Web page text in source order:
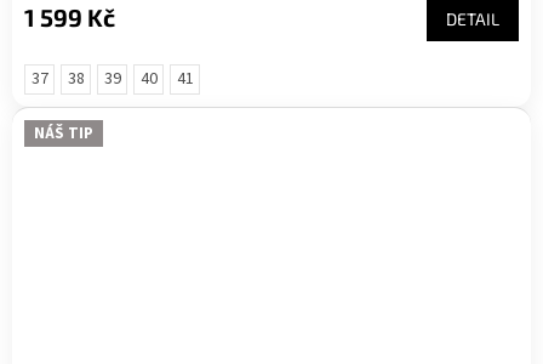
1 599 Kč DETAIL
37 38 39 40 41
NÁŠ TIP